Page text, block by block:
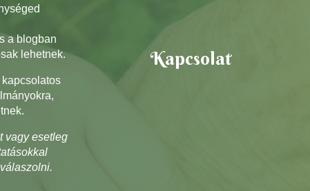
a blogban
lehetnek.
vagy esetleg
Kapcsolat